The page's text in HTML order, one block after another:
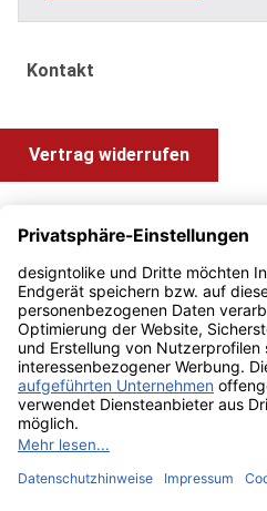
Kontakt
Vertrag widerrufen
Information und Impressum
Zahlung & Versand
Impressum